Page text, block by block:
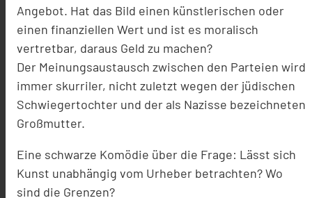
Angebot. Hat das Bild einen künstlerischen oder
einen finanziellen Wert und ist es moralisch
vertretbar, daraus Geld zu machen?
Der Meinungsaustausch zwischen den Parteien wird
immer skurriler, nicht zuletzt wegen der jüdischen
Schwiegertochter und der als Nazisse bezeichneten
Großmutter.
Eine schwarze Komödie über die Frage: Lässt sich
Kunst unabhängig vom Urheber betrachten? Wo
sind die Grenzen?